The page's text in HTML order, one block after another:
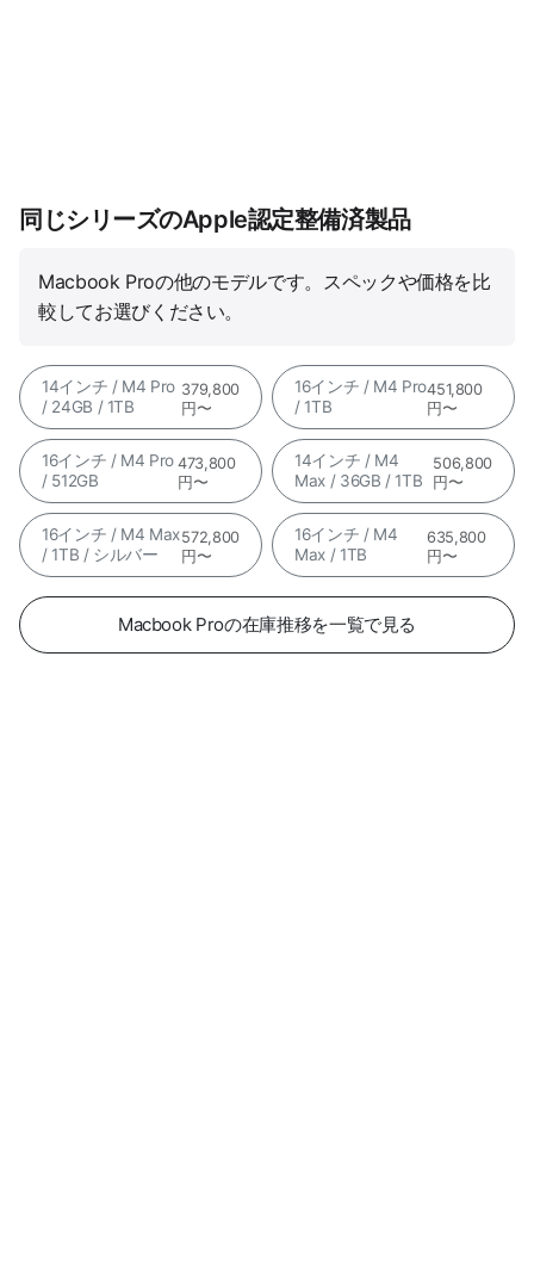
同じシリーズのApple認定整備済製品
Macbook Proの他のモデルです。スペックや価格を比
較してお選びください。
14インチ / M4 Pro
/ 24GB / 1TB
379,800
円〜
16インチ / M4 Pro
/ 1TB
451,800
円〜
16インチ / M4 Pro
/ 512GB
473,800
円〜
14インチ / M4
Max / 36GB / 1TB
506,800
円〜
16インチ / M4 Max
/ 1TB / シルバー
572,800
円〜
16インチ / M4
Max / 1TB
635,800
円〜
Macbook Proの在庫推移を一覧で見る